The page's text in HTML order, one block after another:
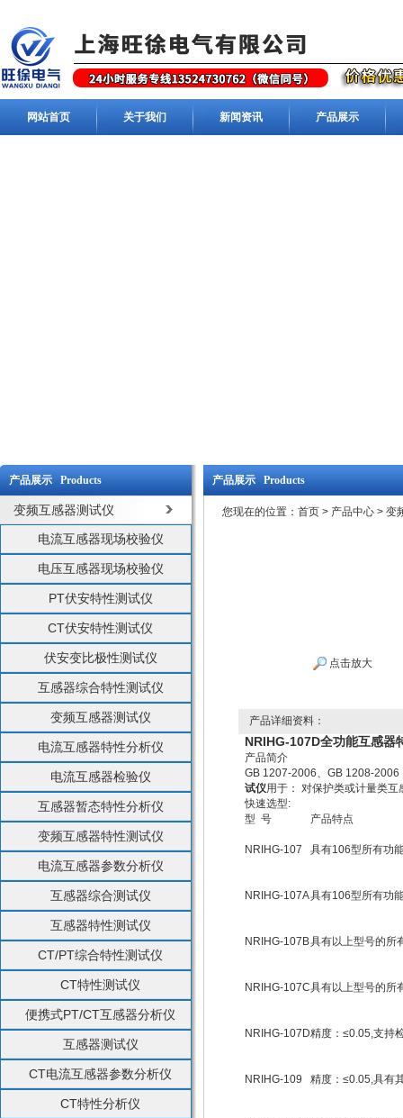
网站首页 关于我们 新闻资讯 产品展示
产品展示 Products
变频互感器测试仪
电流互感器现场校验仪
电压互感器现场校验仪
PT伏安特性测试仪
CT伏安特性测试仪
伏安变比极性测试仪
互感器综合特性测试仪
变频互感器测试仪
电流互感器特性分析仪
电流互感器检验仪
互感器暂态特性分析仪
变频互感器特性测试仪
电流互感器参数分析仪
互感器综合测试仪
互感器特性测试仪
CT/PT综合特性测试仪
CT特性测试仪
便携式PT/CT互感器分析仪
互感器测试仪
CT电流互感器参数分析仪
CT特性分析仪
产品展示 Products
您现在的位置： 首页 > 产品中心 > 变
点击放大
产品详细资料：
NRIHG-107D全功能互感器
产品简介
GB 1207-2006、GB 1208-
试仪用于： 对保护类或计量类
快速选型:
型 号
产品特点
NRIHG-107 具有106型所有功
NRIHG-107A具有106型所有功
NRIHG-107B具有以上型号的所
NRIHG-107C具有以上型号的所
NRIHG-107D精度：≤0.05,支持
NRIHG-109 精度：≤0.05,具有